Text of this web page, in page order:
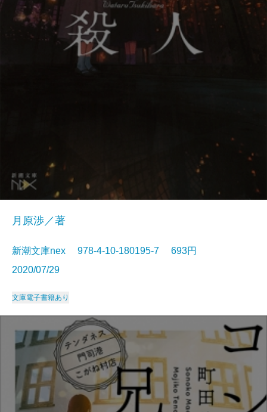
月原渉／著
新潮文庫nex 978-4-10-180195-7 693円
2020/07/29
文庫電子書籍あり